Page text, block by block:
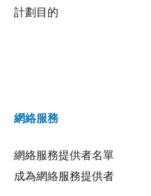
計劃目的
網絡服務
網絡服務提供者名單
成為網絡服務提供者